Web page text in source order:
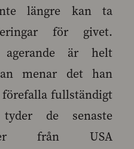
längre kan ta
för givet.
agerande är helt
menar det han
förefalla fullständigt
de senaste
från USA